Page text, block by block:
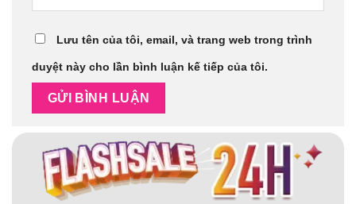
Lưu tên của tôi, email, và trang web trong trình
duyệt này cho lần bình luận kế tiếp của tôi.